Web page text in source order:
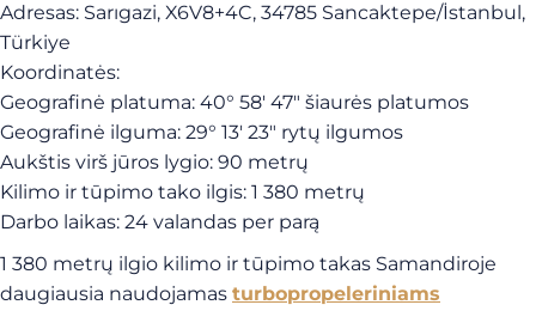
Adresas: Sarıgazi, X6V8+4C, 34785 Sancaktepe/İstanbul,
Türkiye
Koordinatės:
Geografinė platuma: 40° 58′ 47″ šiaurės platumos
Geografinė ilguma: 29° 13′ 23″ rytų ilgumos
Aukštis virš jūros lygio: 90 metrų
Kilimo ir tūpimo tako ilgis: 1 380 metrų
Darbo laikas: 24 valandas per parą
1 380 metrų ilgio kilimo ir tūpimo takas Samandiroje
daugiausia naudojamas turbopropeleriniams